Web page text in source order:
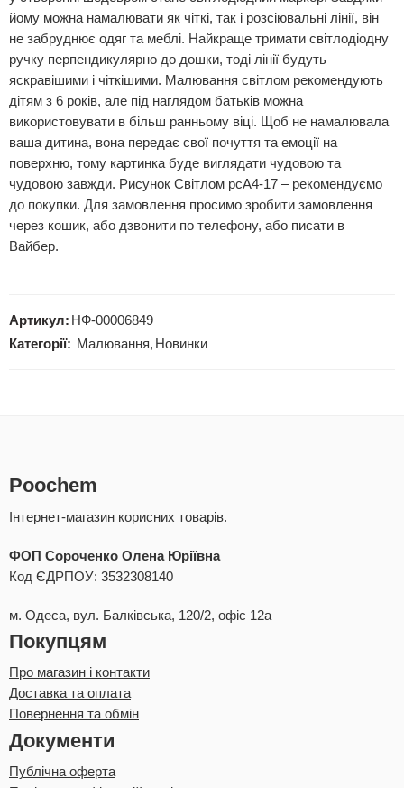
йому можна намалювати як чіткі, так і розсіювальні лінії, він
не забруднює одяг та меблі. Найкраще тримати світлодіодну
ручку перпендикулярно до дошки, тоді лінії будуть
яскравішими і чіткішими. Малювання світлом рекомендують
дітям з 6 років, але під наглядом батьків можна
використовувати в більш ранньому віці. Щоб не намалювала
ваша дитина, вона передає свої почуття та емоції на
поверхню, тому картинка буде виглядати чудовою та
чудовою завжди. Рисунок Світлом pcA4-17 – рекомендуємо
до покупки. Для замовлення просимо зробити замовлення
через кошик, або дзвонити по телефону, або писати в
Вайбер.
Артикул: НФ-00006849
Категорії: Малювання, Новинки
Poochem
Інтернет-магазин корисних товарів.
ФОП Сороченко Олена Юріївна
Код ЄДРПОУ: 3532308140
м. Одеса, вул. Балківська, 120/2, офіс 12а
Покупцям
Про магазин і контакти
Доставка та оплата
Повернення та обмін
Документи
Публічна оферта